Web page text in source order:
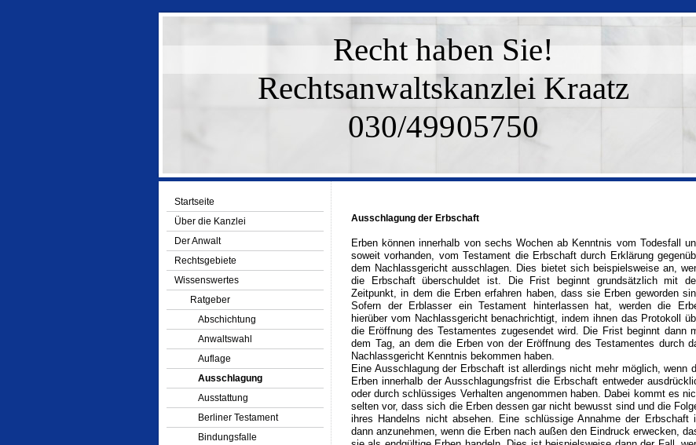
Recht haben Sie!
Rechtsanwaltskanzlei Kraatz
030/49905750
Startseite
Über die Kanzlei
Der Anwalt
Rechtsgebiete
Wissenswertes
Ratgeber
Abschichtung
Anwaltswahl
Auflage
Ausschlagung
Ausstattung
Berliner Testament
Bindungsfalle
Ausschlagung der Erbschaft
Erben können innerhalb von sechs Wochen ab Kenntnis vom Todesfall
soweit vorhanden, vom Testament die Erbschaft durch Erklärung
dem Nachlassgericht ausschlagen. Dies bietet sich beispielsweise an,
die Erbschaft überschuldet ist. Die Frist beginnt grundsätzlich mit
Zeitpunkt, in dem die Erben erfahren haben, dass sie Erben geworden
Sofern der Erblasser ein Testament hinterlassen hat, werden die
hierüber vom Nachlassgericht benachrichtigt, indem ihnen das Protokoll
die Eröffnung des Testamentes zugesendet wird. Die Frist beginnt dann
dem Tag, an dem die Erben von der Eröffnung des Testamentes durch
Nachlassgericht Kenntnis bekommen haben.
Eine Ausschlagung der Erbschaft ist allerdings nicht mehr möglich, wenn
Erben innerhalb der Ausschlagungsfrist die Erbschaft entweder
oder durch schlüssiges Verhalten angenommen haben. Dabei kommt es
selten vor, dass sich die Erben dessen gar nicht bewusst sind und die
ihres Handelns nicht absehen. Eine schlüssige Annahme der Erbschaft
dann anzunehmen, wenn die Erben nach außen den Eindruck erwecken,